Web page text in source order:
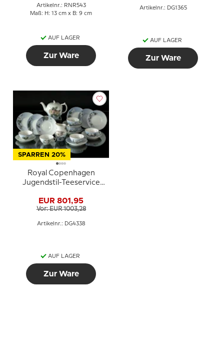
Artikelnr.: RNR543
Maß: H: 13 cm x B: 9 cm
AUF LAGER
Zur Ware
Artikelnr.: DG1365
AUF LAGER
Zur Ware
SPARREN 20%
Royal Copenhagen
Jugendstil-Teeservice
Blumen (1923-1935)
EUR 801,95
Vor: EUR 1003,28
Artikelnr.: DG4338
AUF LAGER
Zur Ware